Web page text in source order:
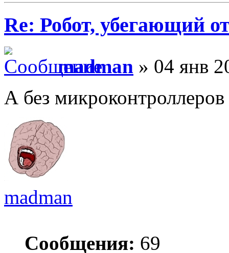
Re: Робот, убегающий
madman » 04 янв
А без микроконтроллеров
madman
Сообщения: 69